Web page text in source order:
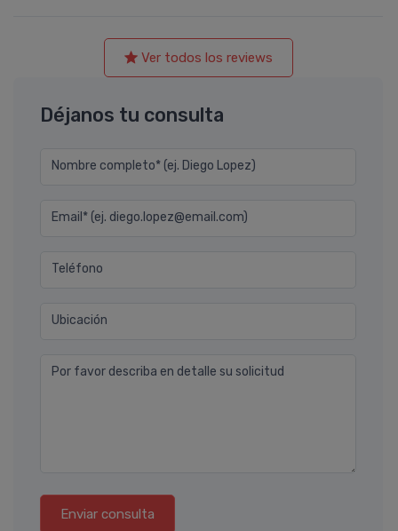
Ver todos los reviews
Déjanos tu consulta
Nombre completo* (ej. Diego Lopez)
Email* (ej. diego.lopez@email.com)
Teléfono
Ubicación
Por favor describa en detalle su solicitud
Enviar consulta